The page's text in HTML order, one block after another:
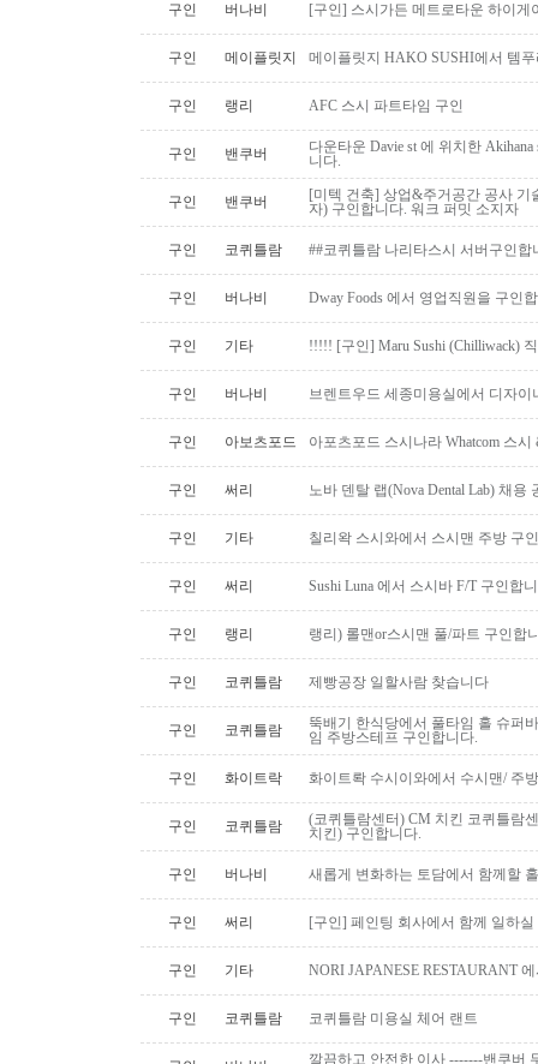
구인 버나비 [구인] 스시가든 메트로타운 하이게
구인 메이플릿지 메이플릿지 HAKO SUSHI에서 템
구인 랭리 AFC 스시 파트타임 구인
구인 밴쿠버
다운타운 Davie st 에 위치한
니다.
구인 밴쿠버
[미텍 건축] 상업&주거공간 공사
자) 구인합니다. 워크 퍼밋 소지자
구인 코퀴틀람 ##코퀴틀람 나리타스시 서버구인합
구인 버나비 Dway Foods 에서 영업직원을 구인
구인 기타 !!!!! [구인] Maru Sushi (Chilliwack)
구인 버나비 브렌트우드 세종미용실에서 디자이
구인 아보츠포드 아포츠포드 스시나라 Whatcom 스
구인 써리 노바 덴탈 랩(Nova Dental Lab) 채용
구인 기타 칠리왁 스시와에서 스시맨 주방 구
구인 써리 Sushi Luna 에서 스시바 F/T 구인합
구인 랭리 랭리) 롤맨or스시맨 풀/파트 구인합
구인 코퀴틀람 제빵공장 일할사람 찾습니다
구인 코퀴틀람
뚝배기 한식당에서 풀타임 홀 슈퍼
임 주방스테프 구인합니다.
구인 화이트락 화이트롹 수시이와에서 수시맨/ 주
구인 코퀴틀람
(코퀴틀람센터) CM 치킨 코퀴틀람
치킨) 구인합니다.
구인 버나비 새롭게 변화하는 토담에서 함께할
구인 써리 [구인] 페인팅 회사에서 함께 일하
구인 기타 NORI JAPANESE RESTAURANT
구인 코퀴틀람 코퀴틀람 미용실 체어 랜트
깔끔하고 안전한 이사 -------밴쿠버